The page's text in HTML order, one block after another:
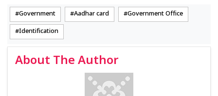
Government Aadhar card Government Office
Identification
About The Author